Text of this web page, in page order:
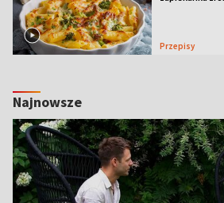
Przepisy
Najnowsze